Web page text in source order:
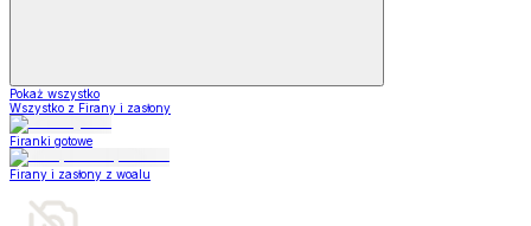
Pokaż wszystko
Wszystko z Firany i zasłony
Firanki gotowe
Firany i zasłony z woalu